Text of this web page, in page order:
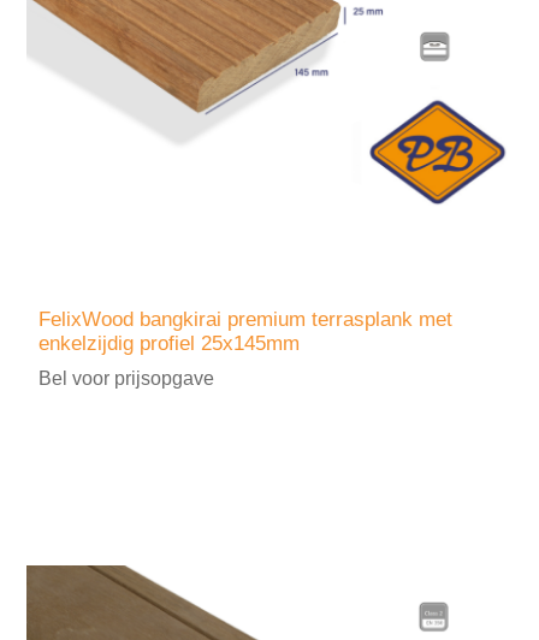
FelixWood bangkirai premium terrasplank met
enkelzijdig profiel 25x145mm
Bel voor prijsopgave